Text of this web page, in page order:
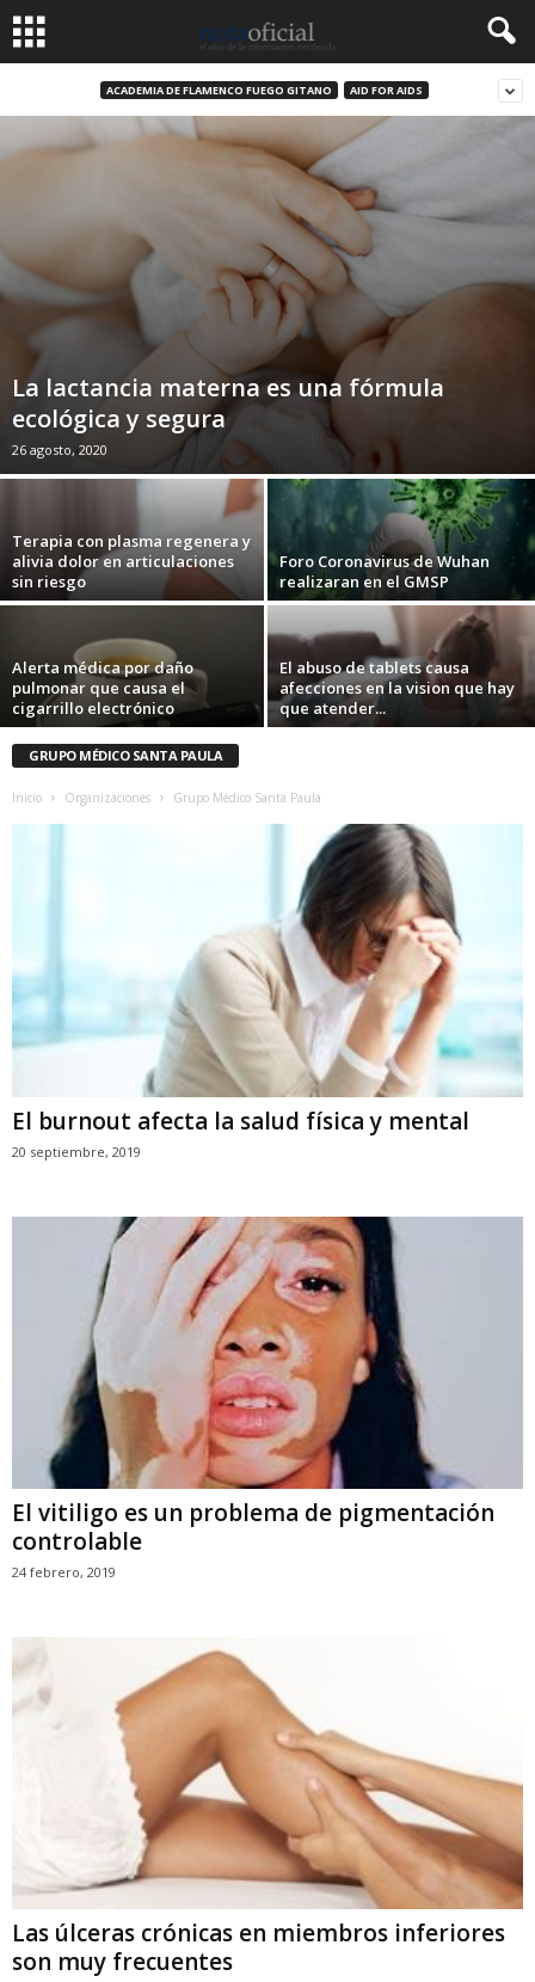
ACADEMIA DE FLAMENCO FUEGO GITANO AID FOR AIDS
La lactancia materna es una fórmula
ecológica y segura
26 agosto, 2020
Terapia con plasma regenera y
alivia dolor en articulaciones
sin riesgo
Foro Coronavirus de Wuhan
realizaran en el GMSP
Alerta médica por daño
pulmonar que causa el
cigarrillo electrónico
El abuso de tablets causa
afecciones en la vision que hay
que atender...
GRUPO MÉDICO SANTA PAULA
Inicio Organizaciones Grupo Médico Santa Paula
El burnout afecta la salud física y mental
20 septiembre, 2019
El vitiligo es un problema de pigmentación
controlable
24 febrero, 2019
Las úlceras crónicas en miembros inferiores
son muy frecuentes